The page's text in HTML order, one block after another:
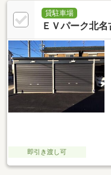
貸駐車場
ＥＶパーク北名
即引き渡し可